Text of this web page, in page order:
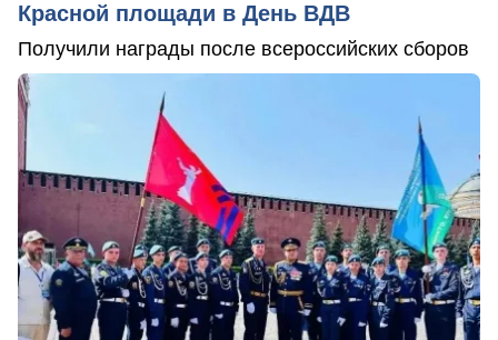
Красной площади в День ВДВ
Получили награды после всероссийских сборов